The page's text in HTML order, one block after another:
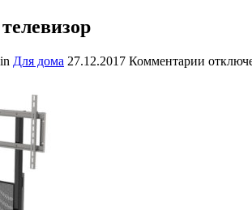
in Для дома 27.12.2017 Комментарии к